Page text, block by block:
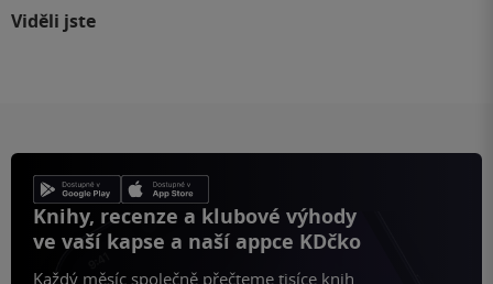
Viděli jste
Knihy, recenze a klubové výhody
ve vaší kapse a naší appce KDčko
Každý měsíc společně přečteme tisíce knih